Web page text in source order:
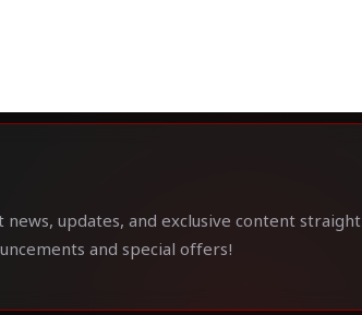
updates, and exclusive content straight
and special offers!